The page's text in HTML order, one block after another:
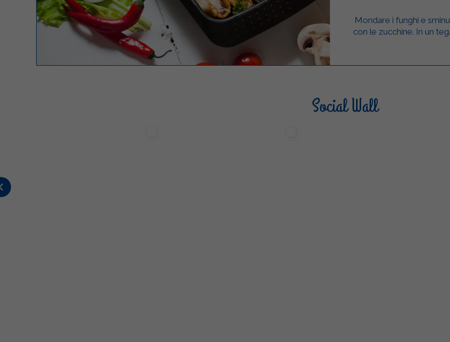
Mondare i funghi e
con le zucchine. In un
Social Wall